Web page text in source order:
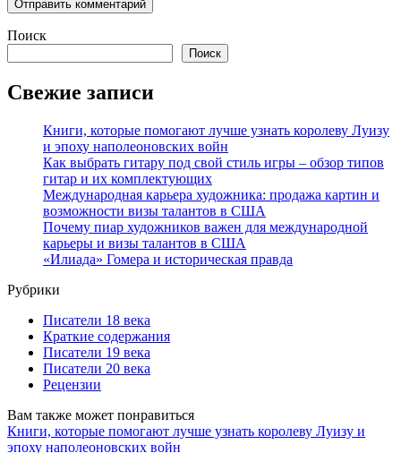
Поиск
Поиск
Свежие записи
Книги, которые помогают лучше узнать королеву Луизу
и эпоху наполеоновских войн
Как выбрать гитару под свой стиль игры – обзор типов
гитар и их комплектующих
Международная карьера художника: продажа картин и
возможности визы талантов в США
Почему пиар художников важен для международной
карьеры и визы талантов в США
«Илиада» Гомера и историческая правда
Рубрики
Писатели 18 века
Краткие содержания
Писатели 19 века
Писатели 20 века
Рецензии
Вам также может понравиться
Книги, которые помогают лучше узнать королеву Луизу и
эпоху наполеоновских войн